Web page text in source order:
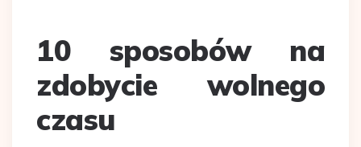
10 sposobów na
zdobycie wolnego
czasu